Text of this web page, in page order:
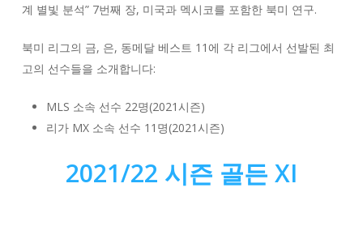
계 별빛 분석” 7번째 장, 미국과 멕시코를 포함한 북미 연구.
북미 리그의 금, 은, 동메달 베스트 11에 각 리그에서 선발된 최
고의 선수들을 소개합니다:
MLS 소속 선수 22명(2021시즌)
리가 MX 소속 선수 11명(2021시즌)
2021/22 시즌 골든 XI